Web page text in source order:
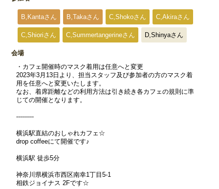
B,Kantaさん B,Takaさん C,Shokoさん C,Akiraさん
C,Shioriさん C,Summertangerineさん D,Shinyaさん
会場
・カフェ開催時のマスク着用は任意へと変更
2023年3月13日より、担当スタッフ及び参加者の方のマスク着
用を任意へと変更いたします。
なお、着席距離などの利用方法は引き続き各カフェの規則に準
じての開催となります。
---------
横浜駅直結のおしゃれカフェ☆
drop coffeeにて開催です♪
横浜駅 徒歩5分
神奈川県横浜市西区南幸1丁目5-1
相鉄ジョイナス 2Fです☆